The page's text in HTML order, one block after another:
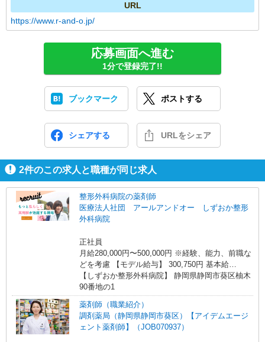
URL
https://www.r-and-o.jp/
応募画面へ進む
1分で登録完了!!
ブックマーク ポストする
シェアする URLをシェア
2件のこの求人と職種が同じ求人
整形外科病院の薬剤師
医療法人社団 アールアンドオー しずおか整形
外科病院
正社員
月給280,000円〜500,000円 ※経験、能力、前職な
どを考慮 【モデル給与】 300,750円 基本給
253,050円+諸手当47,700円 ※基本給は年齢給、勤
続給、技術給、職能給を含む ※諸手当には業績手
当、住宅手当、退職前払金を含む
【しずおか整形外科病院】 静岡県静岡市葵区柚木
90番地の1
薬剤師（職業紹介）
調剤薬局（静岡県静岡市葵区）【アイデムエージ
ェント薬剤師】（JOB070937）